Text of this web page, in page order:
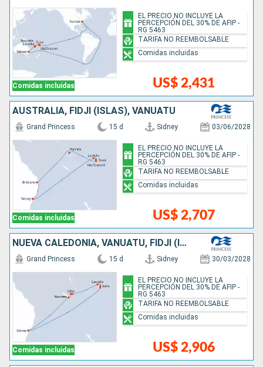
Comidas incluidas US$ 2,431
EL PRECIO NO INCLUYE LA
PERCEPCIÓN DEL 30% DE AFIP -
RG 5463
TARIFA NO REEMBOLSABLE
Comidas incluidas
AUSTRALIA, FIDJI (ISLAS), VANUATU
Comidas incluidas
Grand Princess 15 d Sidney 03/06/2028
US$ 2,707
EL PRECIO NO INCLUYE LA
PERCEPCIÓN DEL 30% DE AFIP -
RG 5463
TARIFA NO REEMBOLSABLE
Comidas incluidas
NUEVA CALEDONIA, VANUATU, FIDJI (ISLAS), AUSTRALIA
Comidas incluidas
Grand Princess 15 d Sidney 30/03/2028
US$ 2,906
EL PRECIO NO INCLUYE LA
PERCEPCIÓN DEL 30% DE AFIP -
RG 5463
TARIFA NO REEMBOLSABLE
Comidas incluidas